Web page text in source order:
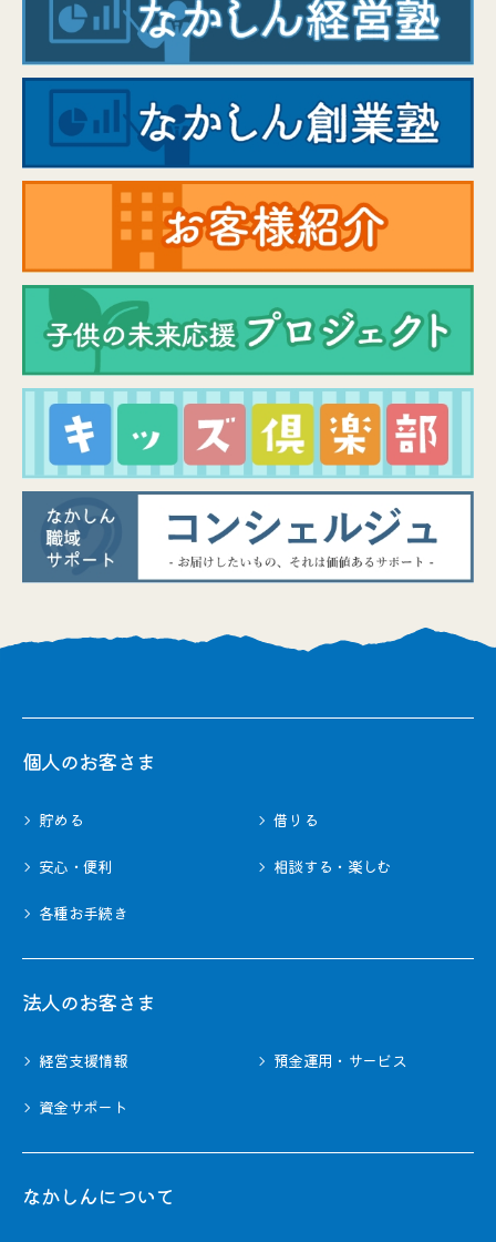
個⼈のお客さま
貯める 借りる
安心・便利 相談する・楽しむ
各種お⼿続き
法⼈のお客さま
経営支援情報 預金運用・サービス
資金サポート
なかしんについて